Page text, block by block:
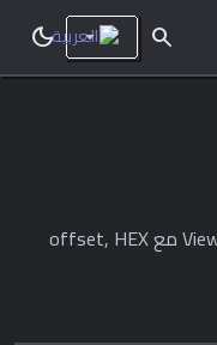
search
dark_mode
View any file as a HEX dump مع offset, HEX